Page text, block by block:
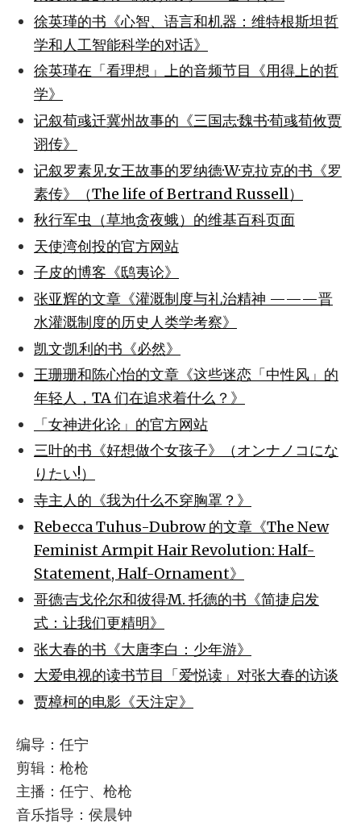
徐英瑾的书《心智、语言和机器：维特根斯坦哲
学和人工智能科学的对话》
徐英瑾在「看理想」上的音频节目《用得上的哲
学》
记叙荀彧迁冀州故事的《三国志·魏书·荀彧荀攸贾
诩传》
记叙罗素见女王故事的罗纳德·W·克拉克的书《罗
素传》（The life of Bertrand Russell）
秋行军虫（草地贪夜蛾）的维基百科页面
天使湾创投的官方网站
子皮的博客《鸱夷论》
张亚辉的文章《灌溉制度与礼治精神 ———晋
水灌溉制度的历史人类学考察》
凯文·凯利的书《必然》
王珊珊和陈心怡的文章《这些迷恋「中性风」的
年轻人，TA 们在追求着什么？》
「女神进化论」的官方网站
三叶的书《好想做个女孩子》（オンナノコにな
りたい!）
寺主人的《我为什么不穿胸罩？》
Rebecca Tuhus-Dubrow 的文章《The New
Feminist Armpit Hair Revolution: Half-
Statement, Half-Ornament》
哥德·吉戈伦尔和彼得·M. 托德的书《简捷启发
式：让我们更精明》
张大春的书《大唐李白：少年游》
大爱电视的读书节目「爱悦读」对张大春的访谈
贾樟柯的电影《天注定》
编导：任宁
剪辑：枪枪
主播：任宁、枪枪
音乐指导：侯晨钟